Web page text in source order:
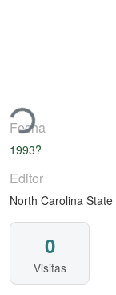
Fecha
1993?
Editor
North Carolina
0
Visitas